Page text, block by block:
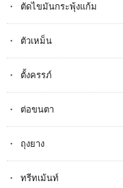
ตัดไขมันกระพุ้งแก้ม
ตัวเหม็น
ตั้งครรภ​์
ต่อขนตา
ถุงยาง
ทรีทเม้นท์